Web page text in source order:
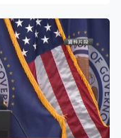
拉格齊將與巴基
復地區和平，沒有
轉達意見；他亦會
代表團的議長卡利
長職務。 美國特使
伊斯蘭堡，在巴基
萬斯會在美國等候